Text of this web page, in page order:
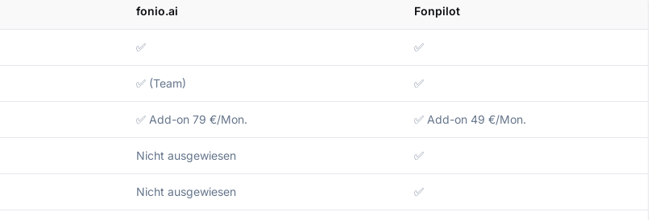
fonio.ai Fonpilot
✅ ✅
✅ (Team) ✅
✅ Add-on 79 €/Mon. ✅ Add-on 49 €/Mon.
Nicht ausgewiesen ✅
Nicht ausgewiesen ✅